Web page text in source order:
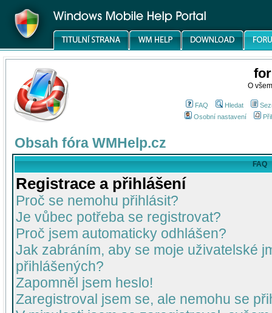
O
FAQ Hledat
Osobní nastavení
Obsah fóra WMHelp.cz
FAQ
Registrace a přihlášení
Proč se nemohu přihlásit?
Je vůbec potřeba se registrovat?
Proč jsem automaticky odhlášen?
Jak zabráním, aby se moje uživatelské
přihlášených?
Zapomněl jsem heslo!
Zaregistroval jsem se, ale nemohu se